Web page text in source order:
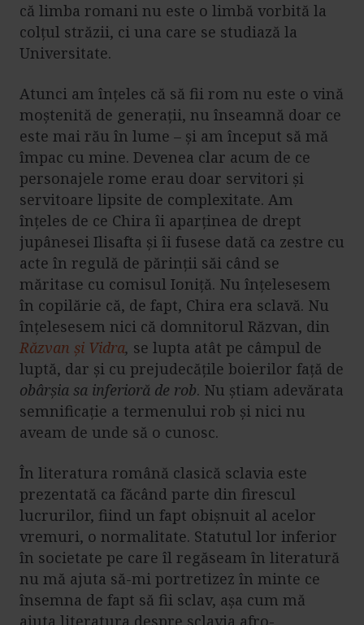
că limba romani nu este o limbă vorbită la
colțul străzii, ci una care se studiază la
Universitate.
Atunci am înțeles că să fii rom nu este o vină
moștenită de generații, nu înseamnă doar ce
este mai rău în lume – și am început să mă
împac cu mine. Devenea clar acum de ce
personajele rome erau doar servitori și
servitoare lipsite de complexitate. Am
înțeles de ce Chira îi aparținea de drept
jupânesei Ilisafta și îi fusese dată ca zestre cu
acte în regulă de părinții săi când se
măritase cu comisul Ioniță. Nu înțelesesem
în copilărie că, de fapt, Chira era sclavă. Nu
înțelesesem nici că domnitorul Răzvan, din
Răzvan și Vidra, se lupta atât pe câmpul de
luptă, dar și cu prejudecățile boierilor față de
obârșia sa inferioră de rob. Nu știam adevărata
semnificație a termenului rob și nici nu
aveam de unde să o cunosc.
În literatura română clasică sclavia este
prezentată ca făcând parte din firescul
lucrurilor, fiind un fapt obișnuit al acelor
vremuri, o normalitate. Statutul lor inferior
în societate pe care îl regăseam în literatură
nu mă ajuta să-mi portretizez în minte ce
însemna de fapt să fii sclav, așa cum mă
ajuta literatura despre sclavia afro-